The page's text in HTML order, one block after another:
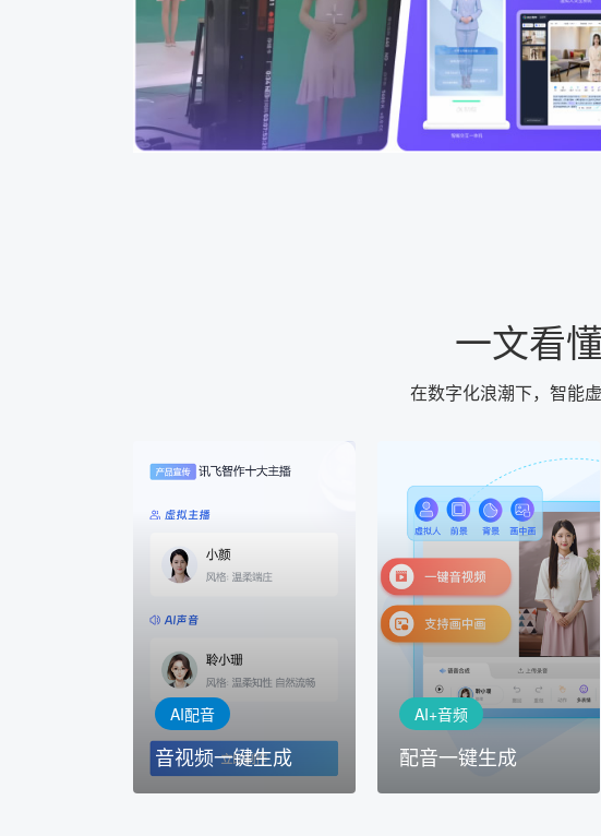
一文看
在数字化浪潮下，智能
AI配音
音视频一键生成
音视频一键生成
AI+视频：在虚拟"AI演播
键完成音、视频作品的输出
AI+音频
配音一键生成
AI+音频
配音一键生成
AI+音频：基于全球领先的
TTS能力打造的AI音频制作
工具，输入文本、选择发音
人即可一键生成专业音频